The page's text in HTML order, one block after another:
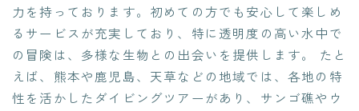
力を持っております。初めての方でも安心して楽しめ
るサービスが充実しており、特に透明度の高い水中で
の冒険は、多様な生物との出会いを提供します。 たと
えば、熊本や鹿児島、天草などの地域では、各地の特
性を活かしたダイビングツアーがあり、サンゴ礁やウ